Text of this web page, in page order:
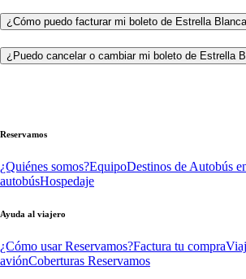
¿Cómo puedo facturar mi boleto de Estrella
¿Puedo cancelar o cambiar mi boleto de Estrella
Reservamos
¿Quiénes somos?EquipoDestinos de Autobús
autobúsHospedaje
Ayuda al viajero
¿Cómo usar Reservamos?Factura tu compra
aviónCoberturas Reservamos